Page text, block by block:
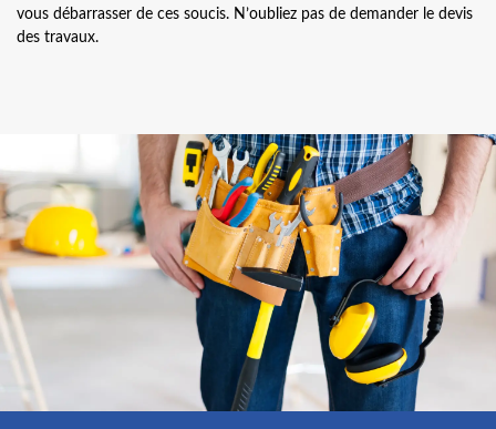
vous débarrasser de ces soucis. N’oubliez pas de demander le devis
des travaux.